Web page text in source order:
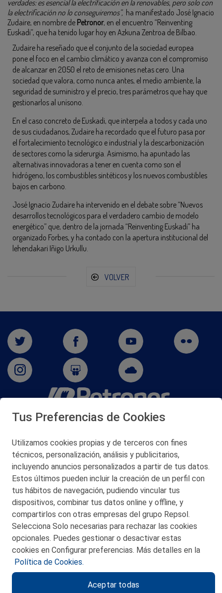
verdades: es esencial la electrificación en la renovables, pero solo con
la electrificación no lo conseguiremos”, ha manifestado José Ignacio
Zudaire, en nombre de Petronor, en el encuentro “Reinventing
Euskadi”, que ha tenido lugar hoy en Azkuna Zentroa de Bilbao.
Zudaire ha reseñado que el conjunto de la sociedad europea
pone el foco en el cambio climático y avanza con el compromiso
de alcanzar en 2050 el reto de emisiones netas cero. Una
sociedad que valora, como nunca antes, el medio ambiente, la
seguridad de suministro y el precio, tres parámetros que hay que
gestionarlos al unísono.
En el caso concreto de Euskadi, que interpela a todos y cada uno
de sus ciudadanos, Zudaire ha recordado que el futuro pasa por
el fortalecimiento tecnológico e industrial y la descarbonización
de sectores como la siderurgia. Asimismo, ha apuntado las
alternativas innovadoras a tener en cuenta como son el
hidrógeno, los combustibles sintéticos y los nuevos combustibles
bajos en carbono.
José Ignacio Zudaire ha intervenido en el debate sobre “Nuevos
desarrollos tecnológicos para el verdadero cambio de modelo
energético” que, dentro de la jornada “Reinventing Euskadi” ha
organizado Forbes, y ha contado con la apertura institucional del
lehendakari Iñigo Urkullu.
VOLVER
San Martín 5-Edificio Muñatones,
© 2026 Petronor S.A.
CONTACTO
MAPA WEB
POLITICA DE PRIVACIDAD
POLITICA DE COOKIES
Tus Preferencias de Cookies
Utilizamos cookies propias y de terceros con fines
técnicos, personalización, análisis y publicitarios,
incluyendo anuncios personalizados a partir de tus datos.
Estos últimos pueden incluir la creación de un perfil con
tus hábitos de navegación, pudiendo vincular tus
dispositivos, combinar tus datos online y offline, y
compartirlos con otras empresas del grupo Repsol.
Selecciona Solo necesarias para rechazar las cookies
opcionales. Puedes gestionar o desactivar estas
cookies en Configurar preferencias. Más detalles en la
Política de Cookies.
Aceptar todas